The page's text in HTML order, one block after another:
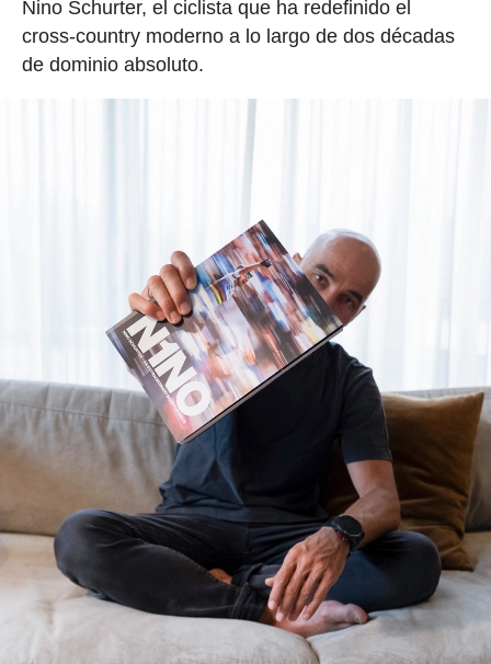
Nino Schurter, el ciclista que ha redefinido el
cross-country moderno a lo largo de dos décadas
de dominio absoluto.